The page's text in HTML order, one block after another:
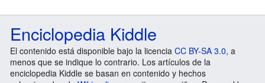
Enciclopedia Kiddle
El contenido está disponible bajo la licencia CC BY-SA 3.0, a
menos que se indique lo contrario. Los artículos de la
enciclopedia Kiddle se basan en contenido y hechos